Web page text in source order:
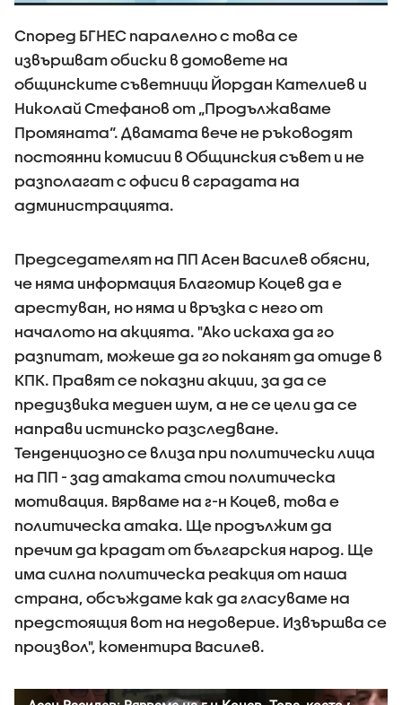
Според БГНЕС паралелно с това се
извършват обиски в домовете на
общинските съветници Йордан Кателиев и
Николай Стефанов от „Продължаваме
Промяната“. Двамата вече не ръководят
постоянни комисии в Общинския съвет и не
разполагат с офиси в сградата на
администрацията.
Председателят на ПП Асен Василев обясни,
че няма информация Благомир Коцев да е
арестуван, но няма и връзка с него от
началото на акцията. "Ако искаха да го
разпитат, можеше да го поканят да отиде в
КПК. Правят се показни акции, за да се
предизвика медиен шум, а не се цели да се
направи истинско разследване.
Тенденциозно се влиза при политически лица
на ПП - зад атаката стои политическа
мотивация. Вярваме на г-н Коцев, това е
политическа атака. Ще продължим да
пречим да крадат от българския народ. Ще
има силна политическа реакция от наша
страна, обсъждаме как да гласуваме на
предстоящия вот на недоверие. Извършва се
произвол", коментира Василев.